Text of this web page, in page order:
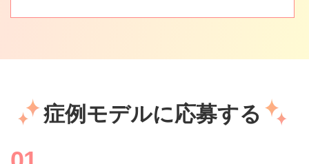
症例モデルに応募する